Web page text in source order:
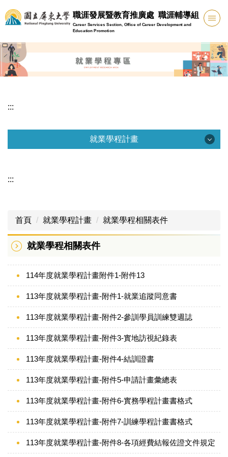
跳
到
要
內
容
職涯發展暨教育推廣處 職涯輔導組
Career Services Section, Office of Career Development and
Education Promotion
:::
就業學程計畫
校內、外相關連結
:::
首頁 就業學程計畫 就業學程相關表件
就業學程相關表件
114年度就業學程計畫附件1-附件13
113年度就業學程計畫-附件1-就業追蹤同意書
113年度就業學程計畫-附件2-參訓學員訓練雙週誌
113年度就業學程計畫-附件3-實地訪視紀錄表
113年度就業學程計畫-附件4-結訓證書
113年度就業學程計畫-附件5-申請計畫彙總表
113年度就業學程計畫-附件6-實務學程計畫書格式
113年度就業學程計畫-附件7-訓練學程計畫書格式
113年度就業學程計畫-附件8-各項經費結報佐證文件規定